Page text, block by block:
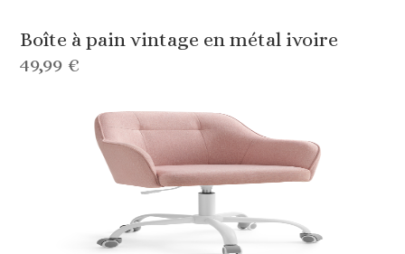
Boîte à pain vintage en métal ivoire
49,99 €